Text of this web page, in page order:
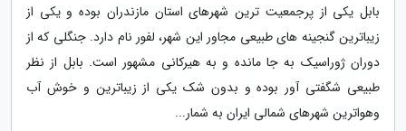
بابل یکی از پرجمعیت ترین شهرهای استان مازندران بوده و یکی از
زیباترین گنجینه های طبیعی مجاور این شهر، لفور نام دارد. جنگلی که از
دوران ژوراسیک به جا مانده و به هیرکانی مشهور است. بابل از نظر
طبیعی شگفتی آور بوده و بدون شک یکی از زیباترین و خوش آب
وهواترین شهرهای شمالی ایران به شمار...